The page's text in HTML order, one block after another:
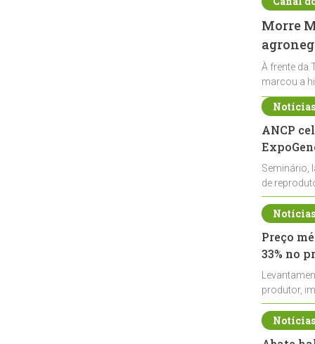
Morre
À frente da
marcou a
ANCP
Seminário,
de
durante a
Preço
33% no
produtor,
de leite cru